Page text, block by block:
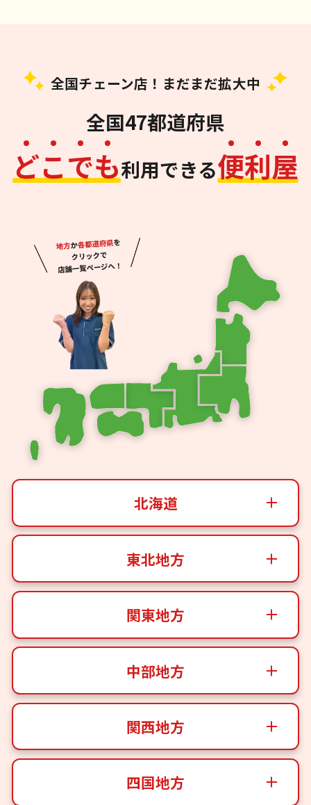
全国チェーン店！まだまだ拡大中
全国47都道府県
どこでも利用できる便利屋
北海道
東北地方
関東地方
中部地方
関西地方
四国地方